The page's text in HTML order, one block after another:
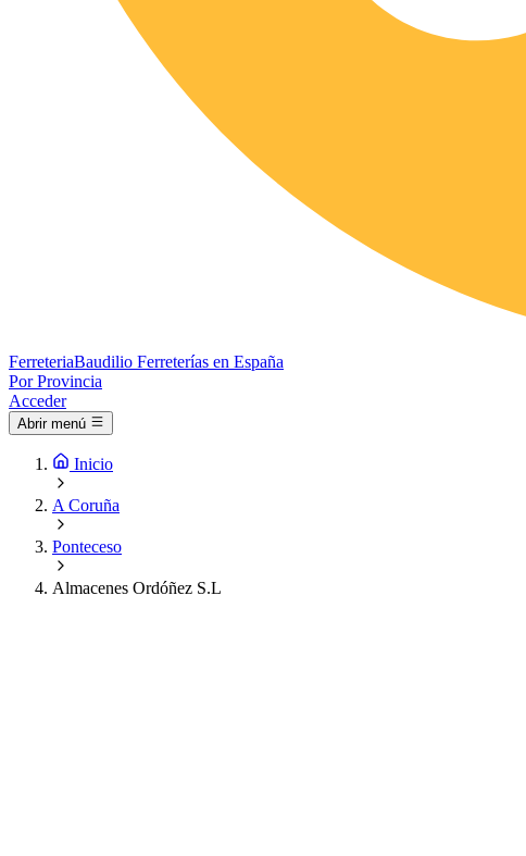
FerreteriaBaudilio Ferreterías en España
Por Provincia
Acceder
Abrir menú
Inicio
A Coruña
Ponteceso
Almacenes Ordóñez S.L